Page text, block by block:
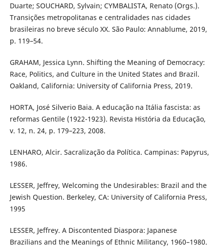
Duarte; SOUCHARD, Sylvain; CYMBALISTA, Renato (Orgs.).
Transições metropolitanas e centralidades nas cidades
brasileiras no breve século XX. São Paulo: Annablume, 2019,
p. 119–54.
GRAHAM, Jessica Lynn. Shifting the Meaning of Democracy:
Race, Politics, and Culture in the United States and Brazil.
Oakland, California: University of California Press, 2019.
HORTA, José Silverio Baia. A educação na Itália fascista: as
reformas Gentile (1922-1923). Revista História da Educação,
v. 12, n. 24, p. 179–223, 2008.
LENHARO, Alcir. Sacralização da Política. Campinas: Papyrus,
1986.
LESSER, Jeffrey, Welcoming the Undesirables: Brazil and the
Jewish Question. Berkeley, CA: University of California Press,
1995
LESSER, Jeffrey. A Discontented Diaspora: Japanese
Brazilians and the Meanings of Ethnic Militancy, 1960–1980.